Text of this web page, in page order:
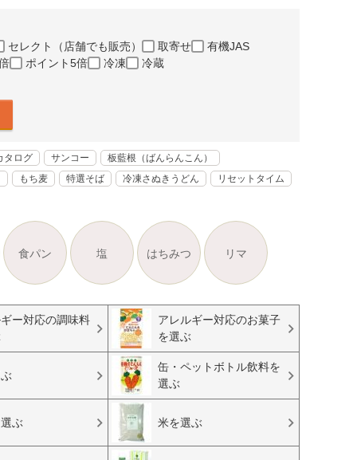
セレクト（店舗でも販売） 取寄せ
有機JAS
ポイント5倍 冷凍 冷蔵
タログ サンコー
板藍根（ばんらんこん）
もち麦 特選そば 冷凍さぬきうどん
リセットタイム
食パン 塩 はちみつ リマ
ー対応の調味料
アレルギー対応のお菓子
を選ぶ
缶・ペットボトル飲料を
選ぶ
ぶ 米を選ぶ